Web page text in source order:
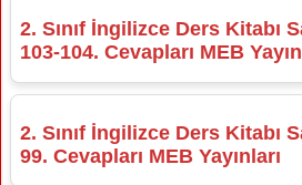
2. Sınıf İngilizce Ders Kitabı
103-104. Cevapları MEB
2. Sınıf İngilizce Ders Kitabı
99. Cevapları MEB Yayınları